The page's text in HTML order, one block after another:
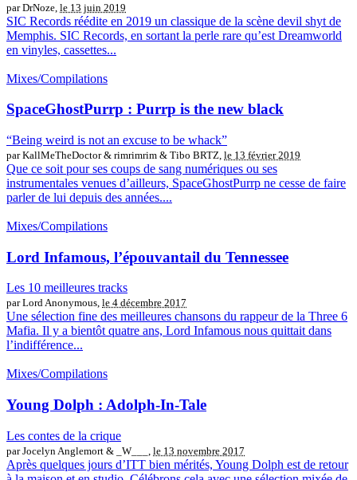
par DrNoze, le 13 juin 2019
SIC Records réédite en 2019 un classique de la scène devil shyt de
Memphis. SIC Records, en sortant la perle rare qu’est Dreamworld
en vinyles, cassettes...
Mixes/Compilations
SpaceGhostPurrp : Purrp is the new black
“Being weird is not an excuse to be whack”
par KallMeTheDoctor & rimrimrim & Tibo BRTZ, le 13 février 2019
Que ce soit pour ses coups de sang numériques ou ses
instrumentales venues d’ailleurs, SpaceGhostPurrp ne cesse de faire
parler de lui depuis des années....
Mixes/Compilations
Lord Infamous, l’épouvantail du Tennessee
Les 10 meilleures tracks
par Lord Anonymous, le 4 décembre 2017
Une sélection fine des meilleures chansons du rappeur de la Three 6
Mafia. Il y a bientôt quatre ans, Lord Infamous nous quittait dans
l’indifférence...
Mixes/Compilations
Young Dolph : Adolph-In-Tale
Les contes de la crique
par Jocelyn Anglemort & _W___, le 13 novembre 2017
Après quelques jours d’ITT bien mérités, Young Dolph est de retour